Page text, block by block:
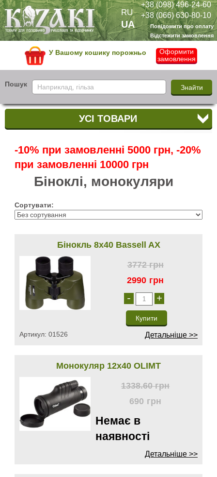
+38 (098) 496-24-60
+38 (066) 630-80-10
Повідомити про оплату
Відстежити замовлення
RU
UA
У Вашому кошику порожньо
Оформити
замовлення
Пошук
УСІ ТОВАРИ
-10% при замовленні 5000 грн, -20%
при замовленні 10000 грн
Біноклі, монокуляри
Сортувати:
Бінокль 8х40 Bassell AX
3772 грн
2990 грн
- +
Артикул: 01526 Детальніше >>
Монокуляр 12х40 OLIMT
1338.60 грн
690 грн
Немає в
наявності
Детальніше >>